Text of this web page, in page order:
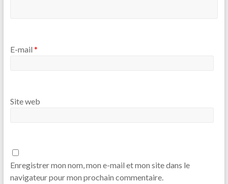
E-mail *
Site web
Enregistrer mon nom, mon e-mail et mon site dans le
navigateur pour mon prochain commentaire.